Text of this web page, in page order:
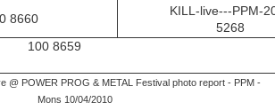
@ POWER PROG & METAL Festival photo report - PPM -
Mons 10/04/2010